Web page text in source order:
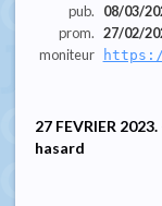
pub.
08/03/
prom. 27/02/
moniteur
27 FEVRIER
hasard